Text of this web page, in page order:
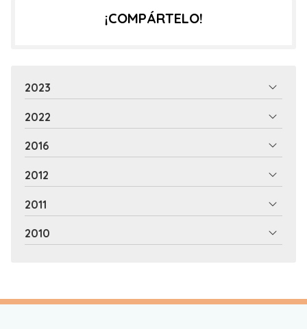
¡COMPÁRTELO!
2023
2022
2016
2012
2011
2010